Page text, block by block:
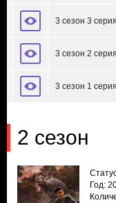
3 сезон 3 серия
3 сезон 2 серия
3 сезон 1 серия
2 сезон
Год: